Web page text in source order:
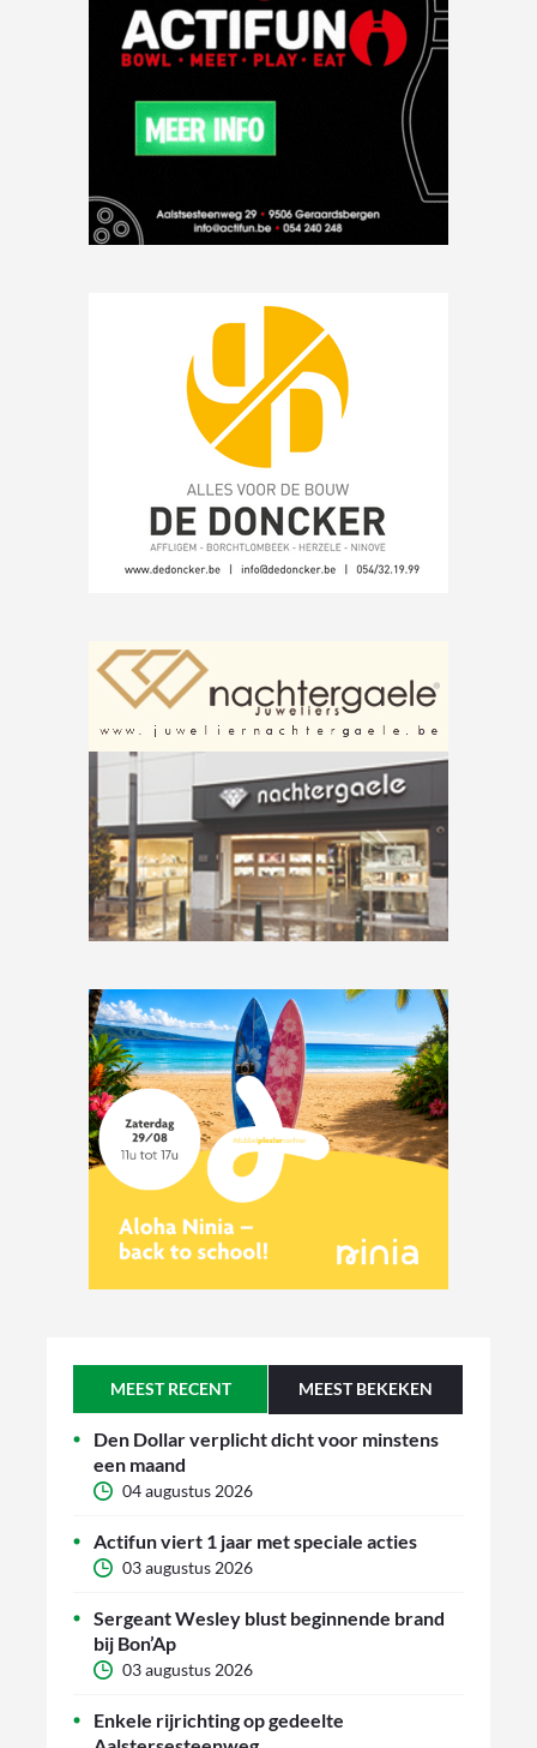
MEEST RECENT MEEST BEKEKEN
Den Dollar verplicht dicht voor minstens
een maand
04 augustus 2026
Actifun viert 1 jaar met speciale acties
03 augustus 2026
Sergeant Wesley blust beginnende brand
bij Bon’Ap
03 augustus 2026
Enkele rijrichting op gedeelte